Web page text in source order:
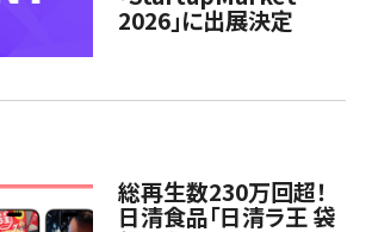
2026」に出展決定
総再生数230万回超！
日清食品「日清ラ王 袋